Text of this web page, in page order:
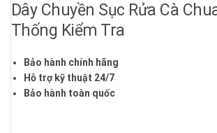
Dây Chuyền Sục Rửa Cà
Thống Kiểm Tra
Bảo hành chính hãng
Hỗ trợ kỹ thuật 24/7
Bảo hành toàn quốc